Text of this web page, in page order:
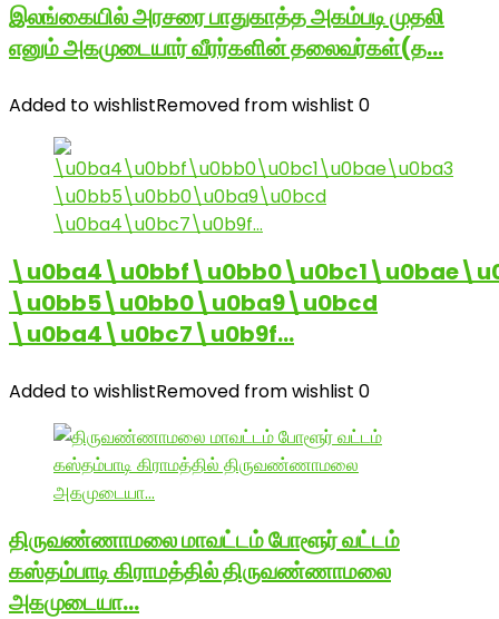
இலங்கையில் அரசரை பாதுகாத்த அகம்படி முதலி
எனும் அகமுடையார் வீரர்களின் தலைவர்கள்(த…
Added to wishlistRemoved from wishlist 0
\u0bb5\u0bb0\u0ba9\u0bcd
\u0ba4\u0bc7\u0b9f…
Added to wishlistRemoved from wishlist 0
திருவண்ணாமலை மாவட்டம் போளூர் வட்டம்
கஸ்தம்பாடி கிராமத்தில் திருவண்ணாமலை
அகமுடையா…